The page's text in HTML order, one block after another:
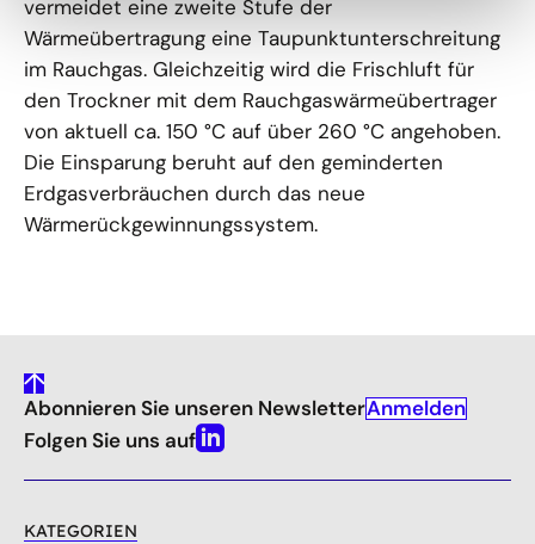
vermeidet eine zweite Stufe der
Wärmeübertragung eine Taupunktunterschreitung
im Rauchgas. Gleichzeitig wird die Frischluft für
den Trockner mit dem Rauchgaswärmeübertrager
von aktuell ca. 150 °C auf über 260 °C angehoben.
Die Einsparung beruht auf den geminderten
Erdgasverbräuchen durch das neue
Wärmerückgewinnungssystem.
gehe
nach
oben
Abonnieren Sie unseren NewsletterAnmelden
Folgen Sie uns aufLinkedin
KATEGORIEN